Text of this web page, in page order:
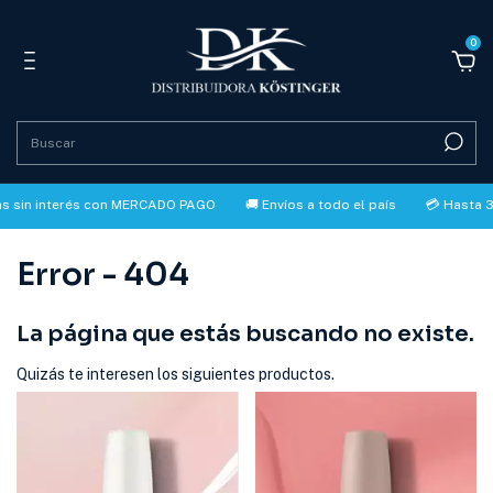
0
con MERCADO PAGO 🚚 Envíos a todo el país 💳 Hasta 3
Error - 404
La página que estás buscando no existe.
Quizás te interesen los siguientes productos.